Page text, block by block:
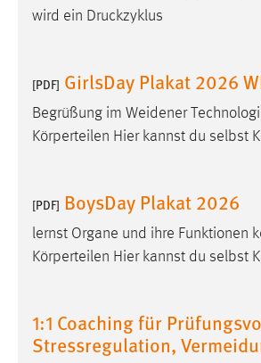
wird ein Druckzyklus
[PDF] GirlsDay Plakat 2026
Begrüßung im Weidener
Körperteilen Hier kannst du selbst
[PDF] BoysDay Plakat 2026
lernst Organe und ihre Funktionen
Körperteilen Hier kannst du selbst
1:1 Coaching für
Stressregulation,